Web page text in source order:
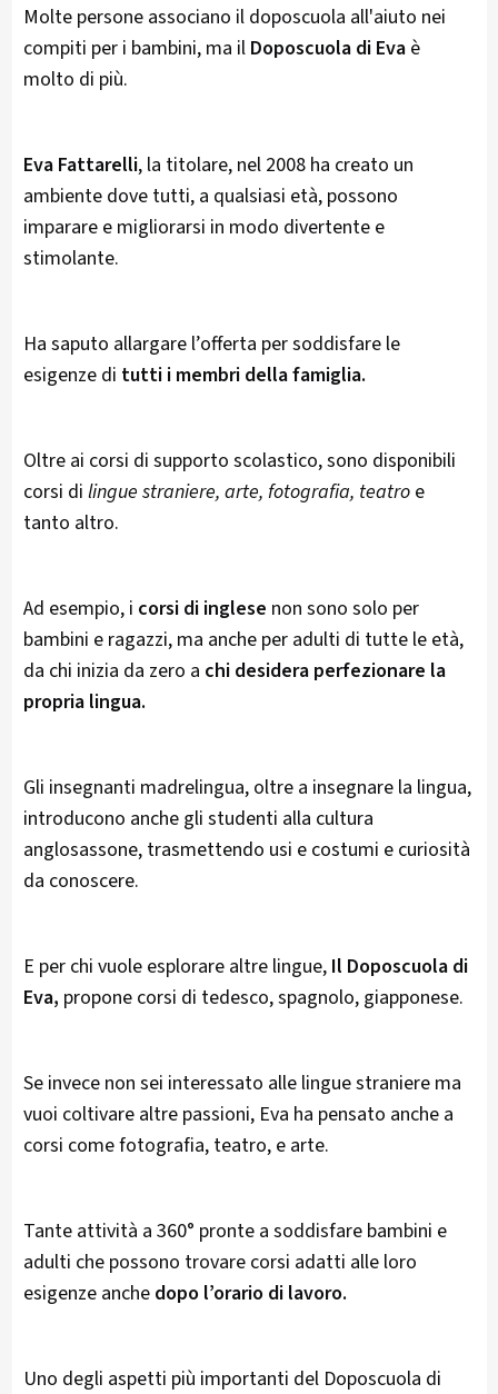
Molte persone associano il doposcuola all'aiuto nei
compiti per i bambini, ma il Doposcuola di Eva è
molto di più.
Eva Fattarelli, la titolare, nel 2008 ha creato un
ambiente dove tutti, a qualsiasi età, possono
imparare e migliorarsi in modo divertente e
stimolante.
Ha saputo allargare l’offerta per soddisfare le
esigenze di tutti i membri della famiglia.
Oltre ai corsi di supporto scolastico, sono disponibili
corsi di lingue straniere, arte, fotografia, teatro e
tanto altro.
Ad esempio, i corsi di inglese non sono solo per
bambini e ragazzi, ma anche per adulti di tutte le età,
da chi inizia da zero a chi desidera perfezionare la
propria lingua.
Gli insegnanti madrelingua, oltre a insegnare la lingua,
introducono anche gli studenti alla cultura
anglosassone, trasmettendo usi e costumi e curiosità
da conoscere.
E per chi vuole esplorare altre lingue, Il Doposcuola di
Eva, propone corsi di tedesco, spagnolo, giapponese.
Se invece non sei interessato alle lingue straniere ma
vuoi coltivare altre passioni, Eva ha pensato anche a
corsi come fotografia, teatro, e arte.
Tante attività a 360° pronte a soddisfare bambini e
adulti che possono trovare corsi adatti alle loro
esigenze anche dopo l’orario di lavoro.
Uno degli aspetti più importanti del Doposcuola di